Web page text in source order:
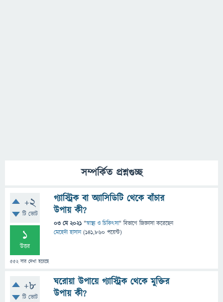
সম্পর্কিত প্রশ্নগুচ্ছ
+2
টি ভোট
1
উত্তর
552বার দেখা হয়েছে
গ্যাস্ট্রিক বা অ্যাসিডিটি থেকে বাঁচার
উপায় কী?
03 মে 2021 "স্বাস্থ্য ও চিকিৎসা" বিভাগে জিজ্ঞাসাকরেছেন
মেহেদী হাসান (141,860 পয়েন্ট)
+8
টি ভোট
ঘরোয়া উপায়ে গ্যাস্ট্রিক থেকে মুক্তির
উপায় কী?